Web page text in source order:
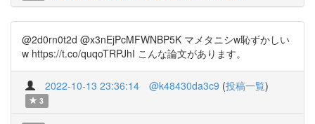
@2d0rn0t2d @x3nEjPcMFWNBP5K マメタニシw恥ずかしい
w https://t.co/quqoTRPJhI こんな論文があります。
2022-10-13 23:36:14 @k48430da3c9 (投稿一覧)
3